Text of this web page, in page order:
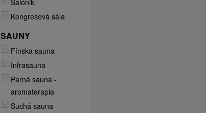
Salónik
Kongresová sála
SAUNY
Fínska sauna
Infrasauna
Parná sauna -
aromaterapia
Suchá sauna